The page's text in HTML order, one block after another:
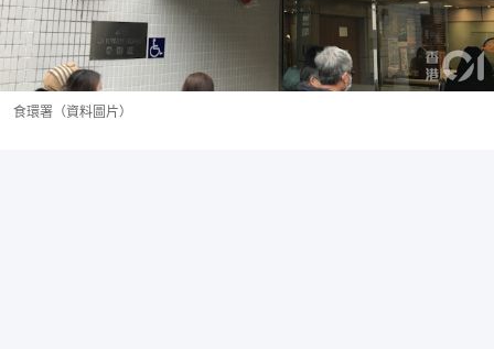
食環署（資料圖片）